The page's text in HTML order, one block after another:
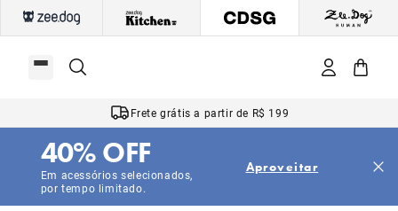
Frete grátis a partir de R$ 199
Em acessórios selecionados,
por tempo limitado.
40% OFF Aproveitar
Arranhadores
Início|Gatos|Arranhadores